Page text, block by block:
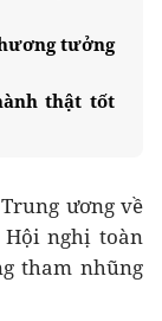
tưởng
thật tốt
ương về
nghị toàn
tham nhũng